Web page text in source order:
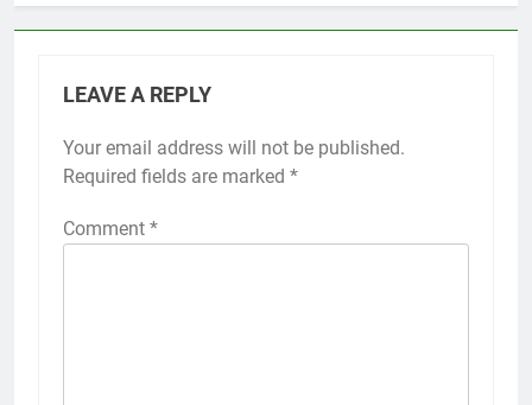
LEAVE A REPLY
Your email address will not be published.
Required fields are marked *
Comment *